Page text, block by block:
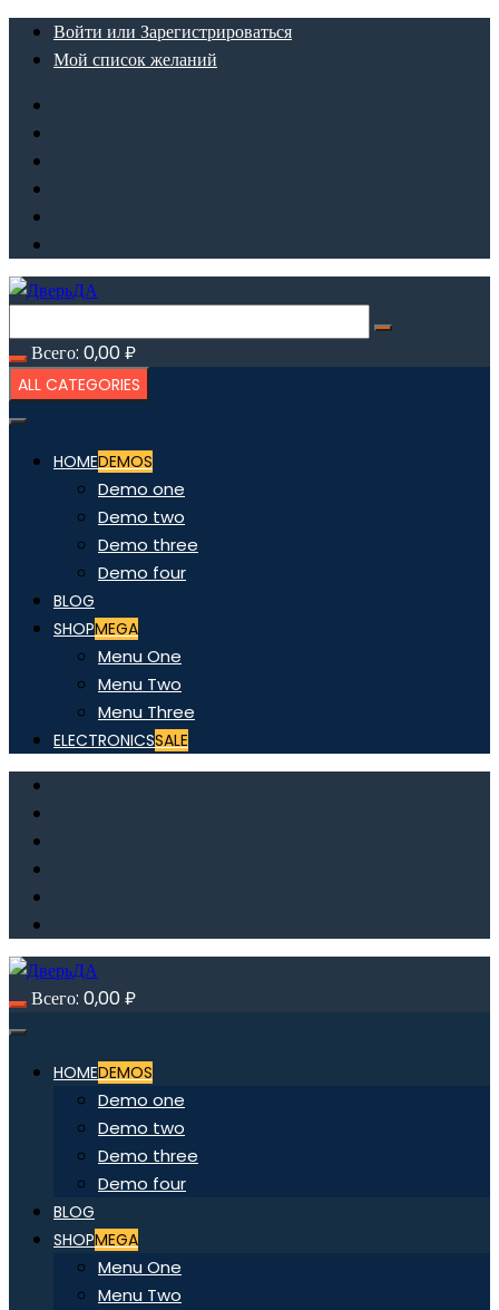
ПерейтиВойти или Зарегистрироваться
Мой список желаний
Всего: 0,00₽
ALL CATEGORIES
HOMEDEMOS
Demo one
Demo two
Demo three
Demo four
BLOG
SHOPMEGA
Menu One
Menu Two
Menu Three
ELECTRONICSSALE
Всего: 0,00₽
HOMEDEMOS
Demo one
Demo two
Demo three
Demo four
BLOG
SHOPMEGA
Menu One
Menu Two